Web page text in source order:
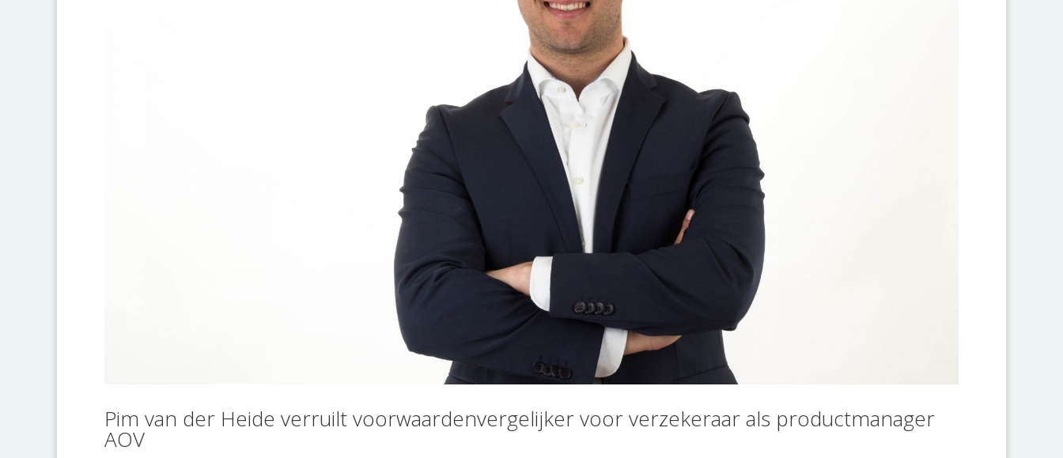
Pim van der Heide verruilt voorwaardenvergelijker voor verzekeraar als productmanager
AOV